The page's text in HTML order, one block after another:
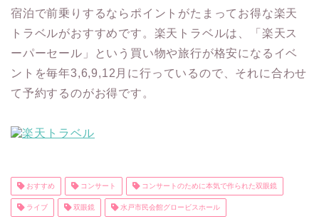
宿泊で前乗りするならポイントがたまってお得な楽天
トラベルがおすすめです。楽天トラベルは、「楽天ス
ーパーセール」という買い物や旅行が格安になるイベ
ントを毎年3,6,9,12月に行っているので、それに合わせ
て予約するのがお得です。
おすすめ コンサート コンサートのために本気で作られた双眼鏡
ライブ 双眼鏡 水戸市民会館グロービスホール